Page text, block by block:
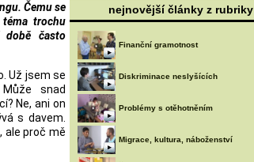
Čemu se
trochu
době často
Už jsem se
snad
Ne, ani on
s davem.
ale proč mě
nejnovější články z rubriky
Finanční gramotnost
Diskriminace neslyšících
Problémy s otěhotněním
Migrace, kultura, náboženství